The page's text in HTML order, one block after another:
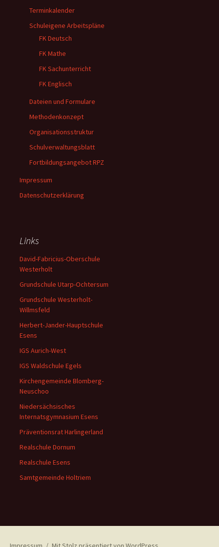
Terminkalender
Schuleigene Arbeitspläne
FK Deutsch
FK Mathe
FK Sachunterricht
FK Englisch
Dateien und Formulare
Methodenkonzept
Organisationsstruktur
Schulverwaltungsblatt
Fortbildungsangebot RPZ
Impressum
Datenschutzerklärung
Links
David-Fabricius-Oberschule
Westerholt
Grundschule Utarp-Ochtersum
Grundschule Westerholt-
Willmsfeld
Herbert-Jander-Hauptschule
Esens
IGS Aurich-West
IGS Waldschule Egels
Kirchengemeinde Blomberg-
Neuschoo
Niedersächsisches
Internatsgymnasium Esens
Präventionsrat Harlingerland
Realschule Dornum
Realschule Esens
Samtgemeinde Holtriem